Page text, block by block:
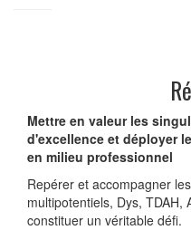
Mettre en valeur les
d'excellence et déployer
en milieu professionnel
Repérer et accompagner
multipotentiels, Dys,
constituer un véritable défi.